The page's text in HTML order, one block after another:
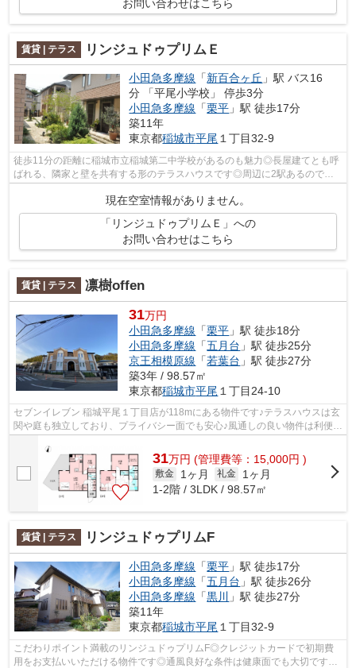
お問い合わせはこちら
賃貸 | テラス リンジュドゥプリムＥ
小田急多摩線 「新百合ヶ丘 」駅 バス16
分 「平尾小学校」 停歩3分
小田急多摩線 「栗平 」駅 徒歩17分
築11年
東京都稲城市平尾 １丁目32-9
徒歩11分の距離に稲城市立稲城第二中学校があるのも魅力◎長屋建てとも呼
ばれる、隣家と壁を共有する形のテラスハウスです◎周辺に2駅あるので電
車通勤しやすいです◎新しい日々を送るに...
現在空室情報がありません。
「リンジュドゥプリムＥ」への
お問い合わせはこちら
賃貸 | テラス 凛樹offen
31万円
小田急多摩線 「栗平 」駅 徒歩18分
小田急多摩線 「五月台 」駅 徒歩25分
京王相模原線 「若葉台 」駅 徒歩27分
築3年 / 98.57㎡
東京都稲城市平尾１丁目24-10
セブンイレブン 稲城平尾１丁目店が118mにある物件です♪テラスハウスは玄
関や庭も独立しており、プライバシー面でも安心♪風通しの良い物件は利便性
31万円 (管理費等：15,000円 )
敷金 1ヶ月 礼金
1ヶ月
1-2階 / 3LDK / 98.57㎡
賃貸 | テラス リンジュドゥプリムF
小田急多摩線 「栗平 」駅 徒歩17分
小田急多摩線 「五月台 」駅 徒歩26分
小田急多摩線 「黒川 」駅 徒歩27分
築11年
東京都稲城市平尾 １丁目32-9
こだわりポイント満載のリンジュドゥプリムF◎クレジットカードで初期費
用をお支払いいただける物件です◎通風良好な条件は健康面でも大切です◎